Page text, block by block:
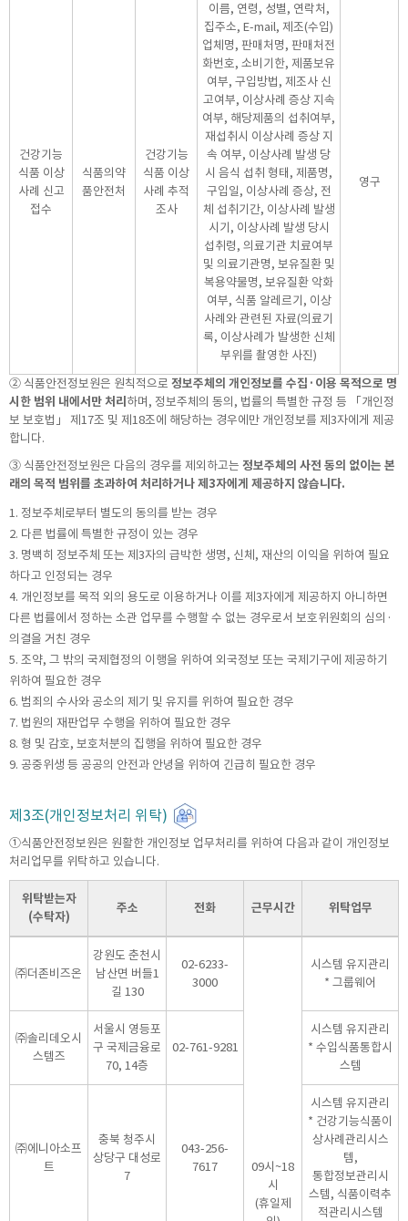
건강기능
식품 이상
사례 신고
접수
식품의약
품안전처
건강기능
식품 이상
사례 추적
조사
이름, 연령, 성별, 연락처,
집주소, E-mail, 제조(수입)
업체명, 판매처명, 판매처전
화번호, 소비기한, 제품보유
여부, 구입방법, 제조사 신
고여부, 이상사례 증상 지속
여부, 해당제품의 섭취여부,
재섭취시 이상사례 증상 지
속 여부, 이상사례 발생 당
시 음식 섭취 형태, 제품명,
구입일, 이상사례 증상, 전
체 섭취기간, 이상사례 발생
시기, 이상사례 발생 당시
섭취령, 의료기관 치료여부
및 의료기관명, 보유질환 및
복용약물명, 보유질환 악화
여부, 식품 알레르기, 이상
사례와 관련된 자료(의료기
록, 이상사례가 발생한 신체
부위를 촬영한 사진)
영구
② 식품안전정보원은 원칙적으로 정보주체의 개인정보를 수집·이용 목적으로 명
시한 범위 내에서만 처리 하며, 정보주체의 동의, 법률의 특별한 규정 등 「개인정
보 보호법」 제17조 및 제18조에 해당하는 경우에만 개인정보를 제3자에게 제공
합니다.
③ 식품안전정보원은 다음의 경우를 제외하고는 정보주체의 사전 동의 없이는 본
래의 목적 범위를 초과하여 처리하거나 제3자에게 제공하지 않습니다.
1. 정보주체로부터 별도의 동의를 받는 경우
2. 다른 법률에 특별한 규정이 있는 경우
3. 명백히 정보주체 또는 제3자의 급박한 생명, 신체, 재산의 이익을 위하여 필요
하다고 인정되는 경우
4. 개인정보를 목적 외의 용도로 이용하거나 이를 제3자에게 제공하지 아니하면
다른 법률에서 정하는 소관 업무를 수행할 수 없는 경우로서 보호위원회의 심의·
의결을 거친 경우
5. 조약, 그 밖의 국제협정의 이행을 위하여 외국정보 또는 국제기구에 제공하기
위하여 필요한 경우
6. 범죄의 수사와 공소의 제기 및 유지를 위하여 필요한 경우
7. 법원의 재판업무 수행을 위하여 필요한 경우
8. 형 및 감호, 보호처분의 집행을 위하여 필요한 경우
9. 공중위생 등 공공의 안전과 안녕을 위하여 긴급히 필요한 경우
제3조(개인정보처리 위탁)
①식품안전정보원은 원활한 개인정보 업무처리를 위하여 다음과 같이 개인정보
처리업무를 위탁하고 있습니다.
위탁받는자
(수탁자)
주소 전화 근무시간 위탁업무
㈜더존비즈온
강원도 춘천시
남산면 버들1
길 130
02-6233-
3000
09시~18
시
(휴일제
시스템 유지관리
* 그룹웨어
㈜솔리데오시
스템즈
서울시 영등포
구 국제금융로
70, 14층
02-761-9281
시스템 유지관리
* 수입식품통합시
스템
㈜에니아소프
트
충북 청주시
상당구 대성로
7
043-256-
7617
시스템 유지관리
* 건강기능식품이
상사례관리시스
템,
통합정보관리시
스템, 식품이력추
적관리시스템